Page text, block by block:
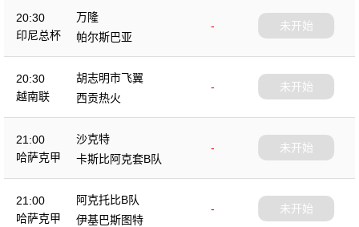
20:30
印尼总杯
万隆
-
帕尔斯巴亚
未开始
20:30
越南联
胡志明市飞翼
-
西贡热火
未开始
21:00
哈萨克甲
沙克特
-
卡斯比阿克套B队
未开始
21:00
哈萨克甲
阿克托比B队
-
伊基巴斯图特
未开始